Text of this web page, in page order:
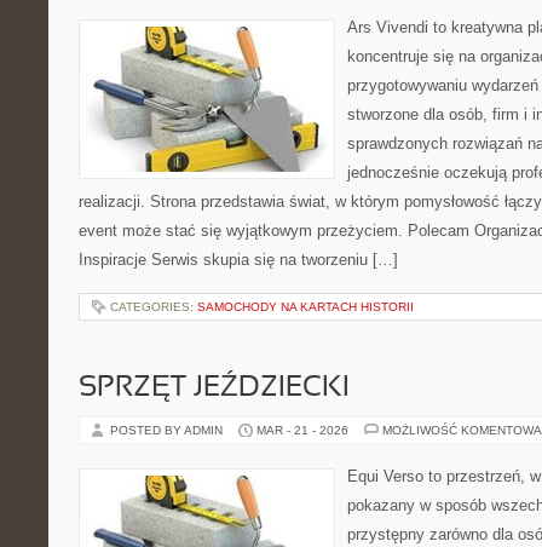
Ars Vivendi to kreatywna
koncentruje się na
przygotowywaniu
stworzone dla osób, firm i
sprawdzonych rozwiązań
jednocześnie oczekują
realizacji. Strona przedstawia świat, w którym pomysłowość
event może stać się wyjątkowym przeżyciem. Polecam
Inspiracje Serwis skupia się na tworzeniu […]
CATEGORIES: SAMOCHODY NA KARTACH HISTORII
SPRZĘT JEŹDZIECKI
POSTED BY ADMIN MAR - 21 - 2026 MOŻLIWOŚĆ
Equi Verso to przestrzeń,
pokazany w sposób
przystępny zarówno dla